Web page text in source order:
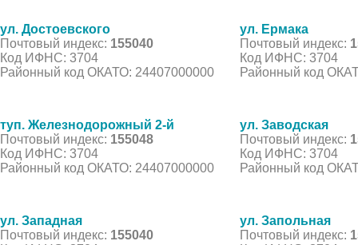
ул. Достоевского
Почтовый индекс: 155040
Код ИФНС: 3704
Районный код ОКАТО: 24407000000
ул. Ермака
Почтовый индекс:
Код ИФНС: 3704
Районный код
туп. Железнодорожный 2-й
Почтовый индекс: 155048
Код ИФНС: 3704
Районный код ОКАТО: 24407000000
ул. Заводская
Почтовый индекс:
Код ИФНС: 3704
Районный код
ул. Западная
Почтовый индекс: 155040
ул. Запольная
Почтовый индекс: